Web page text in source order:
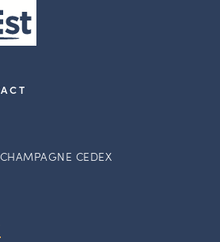
CEDEX